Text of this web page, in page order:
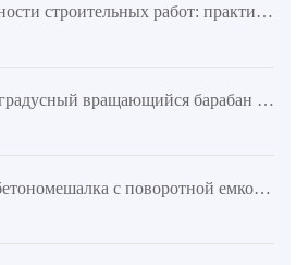
Повышение эффективности строительных работ: практическое применение автосамосвалов с автоматической загрузкой бетона на крупных и средних объектах
Как использовать 270-градусный вращающийся барабан AIMIX AS-4.0 для повышения эффективности разгрузки
Самозагружающийся бетономешалка с поворотной емкостью на 270 градусов: руководство по эксплуатации и уходу